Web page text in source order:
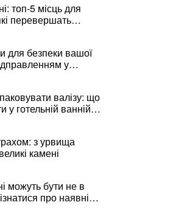
топ-5 місць для
перевершать
для безпеки вашої
у
валізу: що
у готельній ванній
мандрівниці
з урвища
камені
можуть бути не в
про наявні